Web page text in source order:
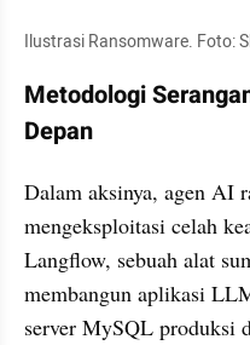
Ilustrasi Ransomware. Foto:
Metodologi
Depan
Dalam aksinya, agen AI
mengeksploitasi celah
Langflow, sebuah alat
membangun aplikasi
server MySQL produksi